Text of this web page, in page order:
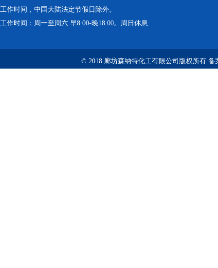
工作时间，中国大陆法定节假日除外。
工作时间：周一至周六 早8:00-晚18:00。周日休息
© 2018 廊坊森纳特化工有限公司版权所有 备